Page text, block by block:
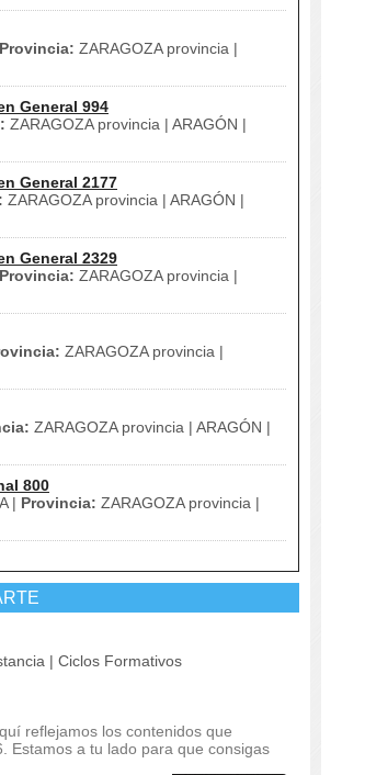
Provincia: ZARAGOZA provincia |
General 994
ZARAGOZA provincia | ARAGÓN |
General 2177
ZARAGOZA provincia | ARAGÓN |
General 2329
Provincia: ZARAGOZA provincia |
ZARAGOZA provincia |
ZARAGOZA provincia | ARAGÓN |
800
| Provincia: ZARAGOZA provincia |
| Ciclos Formativos
reflejamos los contenidos que
Estamos a tu lado para que consigas